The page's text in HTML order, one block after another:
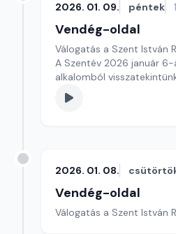
2026. 01. 09. péntek
Vendég-oldal
Válogatás a Szent István
A Szentév 2026 január
alkalomból
2026. 01. 08.
Vendég-oldal
Válogatás a Szent István